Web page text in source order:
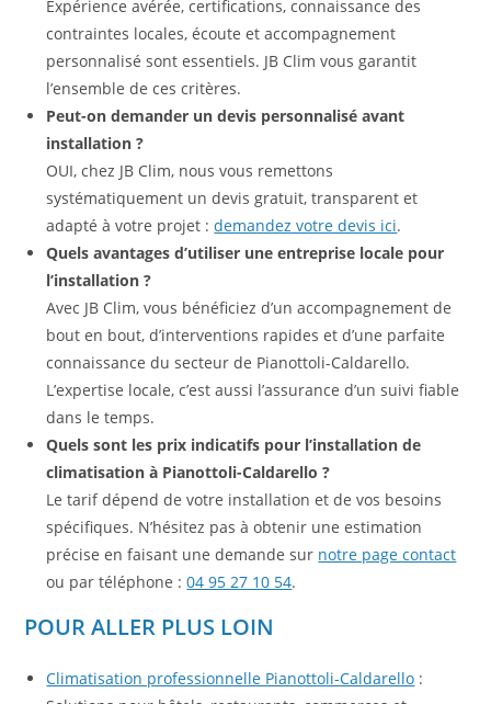
Expérience avérée, certifications, connaissance des
contraintes locales, écoute et accompagnement
personnalisé sont essentiels. JB Clim vous garantit
l’ensemble de ces critères.
Peut-on demander un devis personnalisé avant
installation ?
OUI, chez JB Clim, nous vous remettons
systématiquement un devis gratuit, transparent et
adapté à votre projet :demandez votre devis ici.
Quels avantages d’utiliser une entreprise locale pour
l’installation ?
Avec JB Clim, vous bénéficiez d’un accompagnement de
bout en bout, d’interventions rapides et d’une parfaite
connaissance du secteur de Pianottoli-Caldarello.
L’expertise locale, c’est aussi l’assurance d’un suivi fiable
dans le temps.
Quels sont les prix indicatifs pour l’installation de
climatisation à Pianottoli-Caldarello ?
Le tarif dépend de votre installation et de vos besoins
spécifiques. N’hésitez pas à obtenir une estimation
précise en faisant une demande sur notre page contact
ou par téléphone :04 95 27 10 54.
POUR ALLER PLUS LOIN
Climatisation professionnelle Pianottoli-Caldarello :